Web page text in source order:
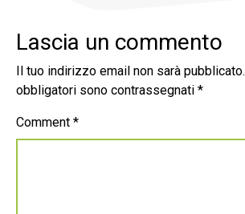
Lascia un commento
Il tuo indirizzo email non sarà pubblicato.
obbligatori sono contrassegnati *
Comment *